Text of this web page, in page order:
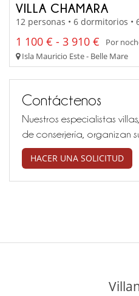
VILLA CHAMARA
12 personas • 6 dormitorios •
1 100 € - 3 910 €
Por
Isla Mauricio Este - Belle Mare
Contáctenos
Nuestros especialistas
de conserjería, organizan
HACER UNA SOLICITUD